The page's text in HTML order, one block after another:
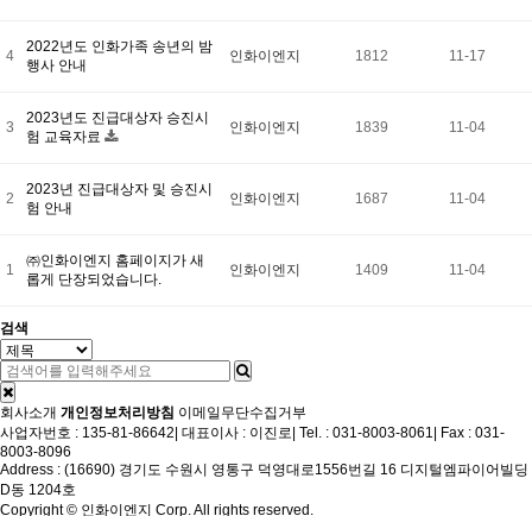
4
2022년도 인화가족 송년의 밤
행사 안내
인화이엔지 1812 11-17
3
2023년도 진급대상자 승진시
험 교육자료
인화이엔지 1839 11-04
2
2023년 진급대상자 및 승진시
험 안내
인화이엔지 1687 11-04
1
㈜인화이엔지 홈페이지가 새
롭게 단장되었습니다.
인화이엔지 1409 11-04
검색
회사소개 개인정보처리방침 이메일무단수집거부
사업자번호 : 135-81-86642 대표이사 : 이진로 Tel. : 031-8003-8061
Fax : 031-
8003-8096
Address : (16690) 경기도 수원시 영통구 덕영대로1556번길 16 디지털엠파이어빌딩
D동 1204호
Copyright © 인화이엔지 Corp. All rights reserved.